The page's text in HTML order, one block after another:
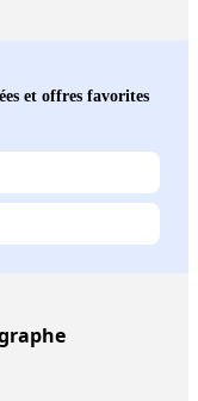
et offres favorites